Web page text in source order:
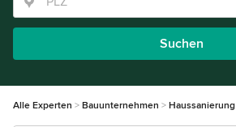
Suchen
Alle Experten Bauunternehmen Haussanierung